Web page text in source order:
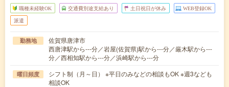
職種未経験OK 交通費別途支給あり 土日祝日が休み WEB登録OK
派遣
勤務地
佐賀県唐津市
西唐津駅から---分／岩屋(佐賀県)駅から---分／厳木駅から---
分／西相知駅から---分／浜崎駅から---分
曜日頻度
シフト制（月～日） ※平日のみなどの相談もOK ※週3なども
相談OK